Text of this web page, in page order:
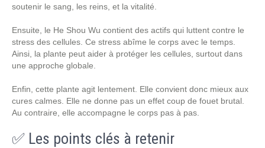
soutenir le sang, les reins, et la vitalité.
Ensuite, le He Shou Wu contient des actifs qui luttent contre le
stress des cellules. Ce stress abîme le corps avec le temps.
Ainsi, la plante peut aider à protéger les cellules, surtout dans
une approche globale.
Enfin, cette plante agit lentement. Elle convient donc mieux aux
cures calmes. Elle ne donne pas un effet coup de fouet brutal.
Au contraire, elle accompagne le corps pas à pas.
✅ Les points clés à retenir